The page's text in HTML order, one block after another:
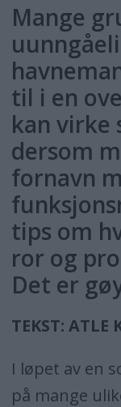
Mange
til i en
kan virke
dersom
fornavn
tips om
ror og
Det er
TEKST: ATLE
I løpet av en
på mange